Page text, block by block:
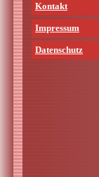
Kontakt
Impressum
Datenschutz